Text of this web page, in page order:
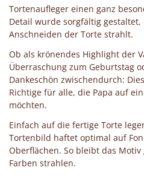
Tortenaufleger einen ganz
Detail wurde sorgfältig gestaltet,
Anschneiden der Torte strahlt.
Ob als krönendes Highlight der
Überraschung zum Geburtstag
Dankeschön zwischendurch:
Richtige für alle, die Papa auf
möchten.
Einfach auf die fertige Torte
Tortenbild haftet optimal auf
Oberflächen. So bleibt das
Farben strahlen.